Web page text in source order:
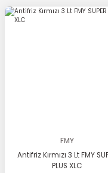
FMY
Antifriz Kırmızı 3 Lt FMY
PLUS XLC